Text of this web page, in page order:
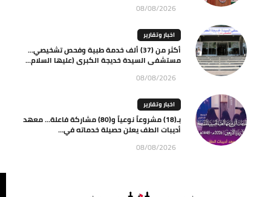
08/08/2026
اخبار وتقارير
أكثر من (37) ألف خدمة طبية وفحص تشخيصي…
مستشفى السيدة خديجة الكبرى (عليها السلام...
08/08/2026
اخبار وتقارير
بـ(18) مشروعاً نوعياً و(80) مشاركة فاعلة… معهد
أديبات الطف يعلن حصيلة خدماته في...
08/08/2026